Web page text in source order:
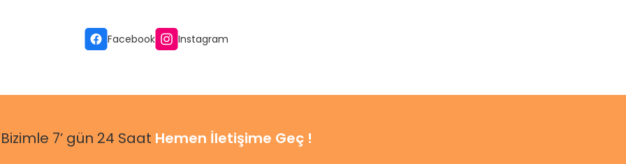
Gönder
Facebook Instagram
Bizimle 7’ gün 24 Saat Hemen İletişime Geç !